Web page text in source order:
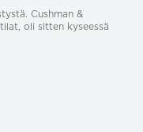
Cushman &
oli sitten kyseessä